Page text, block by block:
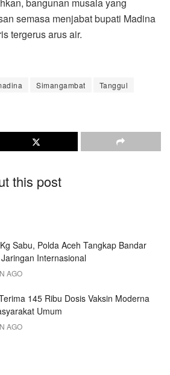
semasa menjabat bupati Madina
tergerus arus air.
Simangambat
Tanggul
this post
Sabu, Polda Aceh Tangkap Bandar
Internasional
AGO
145 Ribu Dosis Vaksin Moderna
Umum
AGO